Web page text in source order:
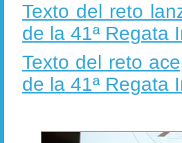
Texto del reto
de la 41ª Regata
Texto del reto
de la 41ª Regata